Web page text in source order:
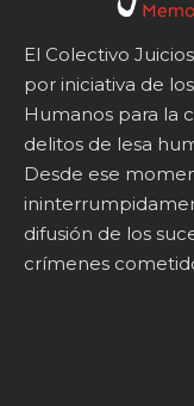
El Colectivo
por iniciativa de
Humanos para la
delitos de lesa
Desde ese
difusión de los
crímenes